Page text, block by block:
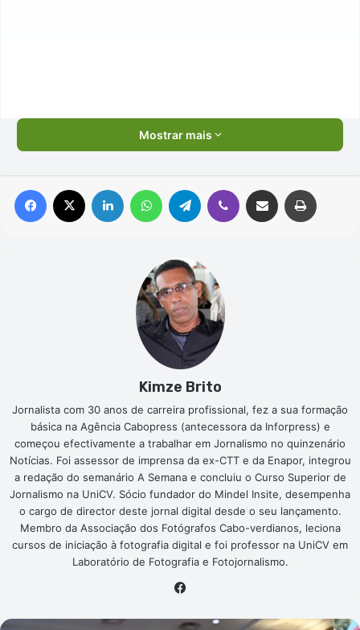
Mostrar mais
Facebook Linkedin WhatsAppTelegram Viber Compartilhar via e-mail
Kimze Brito
Jornalista com 30 anos de carreira profissional, fez a sua formação
básica na Agência Cabopress (antecessora da Inforpress) e
começou efectivamente a trabalhar em Jornalismo no quinzenário
Notícias. Foi assessor de imprensa da ex-CTT e da Enapor, integrou
a redação do semanário A Semana e concluiu o Curso Superior de
Jornalismo na UniCV. Sócio fundador do Mindel Insite, desempenha
o cargo de director deste jornal digital desde o seu lançamento.
Membro da Associação dos Fotógrafos Cabo-verdianos, leciona
cursos de iniciação à fotografia digital e foi professor na UniCV em
Laboratório de Fotografia e Fotojornalismo.